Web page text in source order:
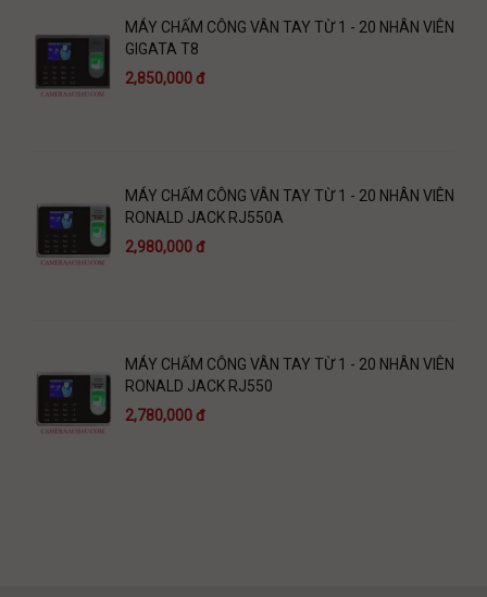
MÁY CHẤM CÔNG VÂN TAY TỪ 1 - 20 NHÂN VIÊN
GIGATA T8
2,850,000 đ
MÁY CHẤM CÔNG VÂN TAY TỪ 1 - 20 NHÂN VIÊN
RONALD JACK RJ550A
2,980,000 đ
MÁY CHẤM CÔNG VÂN TAY TỪ 1 - 20 NHÂN VIÊN
RONALD JACK RJ550
2,780,000 đ